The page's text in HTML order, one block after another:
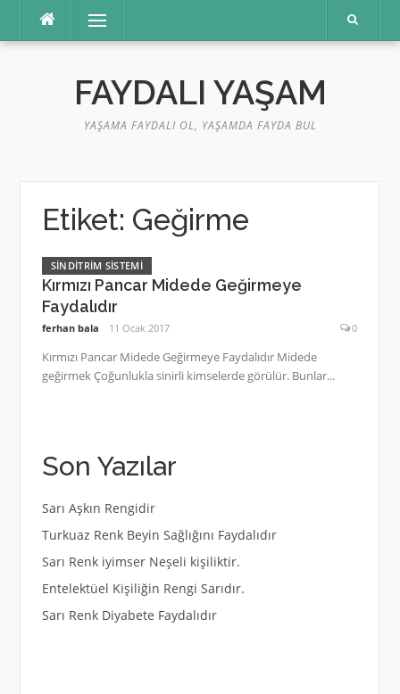
Menü
FAYDALI YAŞAM
YAŞAMA FAYDALI OL, YAŞAMDA FAYDA BUL
Etiket: Geğirme
SINDITRIM SISTEMI
Kırmızı Pancar Midede Geğirmeye
Faydalıdır
ferhan bala 11 Ocak 2017 0
Kırmızı Pancar Midede Geğirmeye Faydalıdır Midede
geğirmek Çoğunlukla sinirli kimselerde görülür. Bunlar...
Son Yazılar
Sarı Aşkın Rengidir
Turkuaz Renk Beyin Sağlığını Faydalıdır
Sarı Renk iyimser Neşeli kişiliktir.
Entelektüel Kişiliğin Rengi Sarıdır.
Sarı Renk Diyabete Faydalıdır